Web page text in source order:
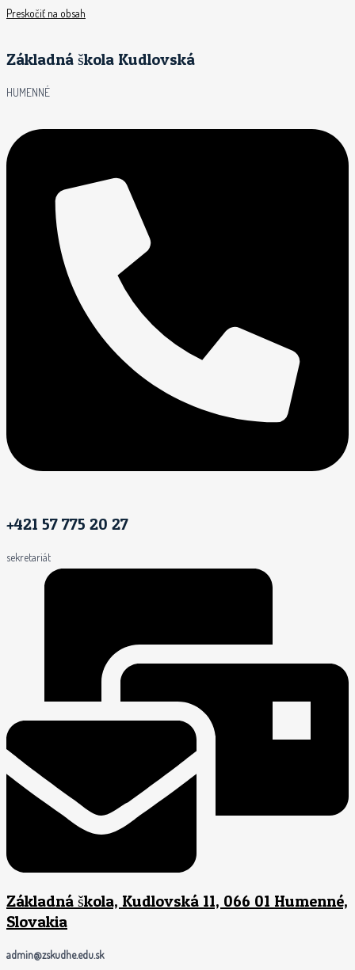
Preskočiť na obsah
Základná škola Kudlovská
HUMENNÉ
+421 57 775 20 27
sekretariát
Základná škola, Kudlovská 11, 066 01 Humenné,
Slovakia
admin@zskudhe.edu.sk